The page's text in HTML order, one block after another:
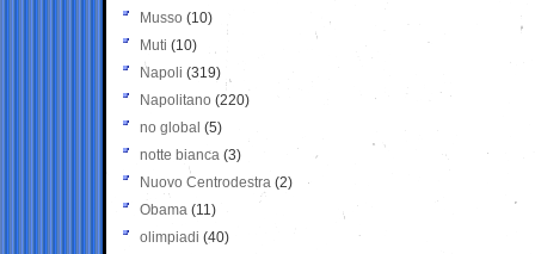
Musso (10)
Muti (10)
Napoli (319)
Napolitano (220)
no global (5)
notte bianca (3)
Nuovo Centrodestra (2)
Obama (11)
olimpiadi (40)